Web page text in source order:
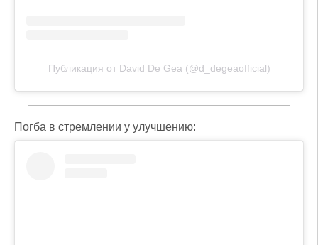
Публикация от David De Gea (@d_degeaofficial)
Погба в стремлении у улучшению: